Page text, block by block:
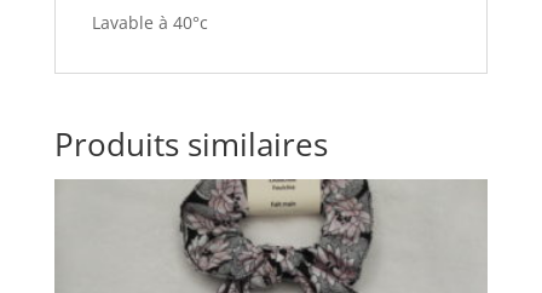
Lavable à 40°c
Produits similaires